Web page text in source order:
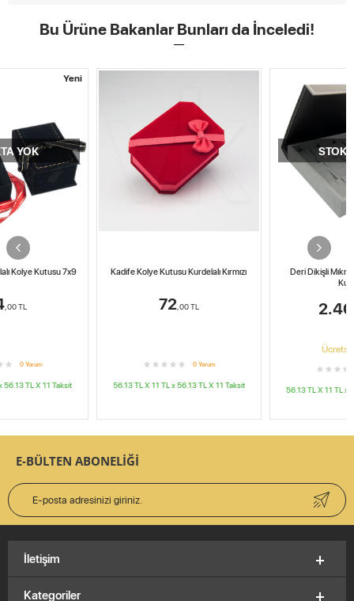
Bu Ürüne Bakanlar Bunları da İnceledi!
Kadife Kolye Kutusu Kurdelalı Kırmızı
56.13 TL X 11 56.13 TL X 11 Taksit
STOKTA YOK
Deri Dikişli Mıknatıs Kapaklı Kolye
56.13 TL X 11 56.13 TL X 11 Taksit
E-BÜLTEN ABONELİĞİ
Kategoriler
İletişim